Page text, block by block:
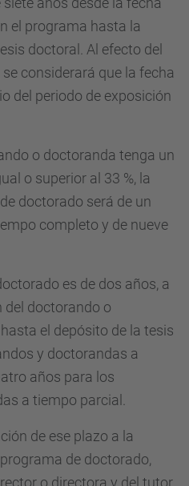
el programa hasta la
doctoral. Al efecto del
considerará que la fecha
del periodo de exposición
o doctoranda tenga un
o superior al 33 %, la
doctorado será de un
completo y de nueve
es de dos años, a
del doctorando o
el depósito de la tesis
y doctorandas a
años para los
a tiempo parcial.
de ese plazo a la
de doctorado,
o directora y del tutor